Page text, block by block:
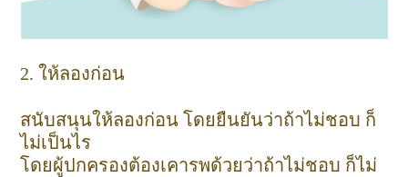
2. ให้ลองก่อน
สนับสนุนให้ลองก่อน โดยยืนยันว่าถ้าไม่ชอบ ก็
ไม่เป็นไร
โดยผู้ปกครองต้องเคารพด้วยว่าถ้าไม่ชอบ ก็ไม่